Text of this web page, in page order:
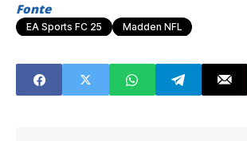
Fonte
EA Sports FC 25 Madden NFL